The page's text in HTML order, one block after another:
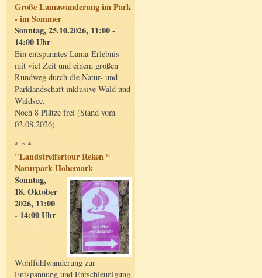
Große Lamawanderung im Park
- im Sommer
Sonntag, 25.10.2026, 11:00 -
14:00 Uhr
Ein entspanntes Lama-Erlebnis
mit viel Zeit und einem großen
Rundweg durch die Natur- und
Parklandschaft inklusive Wald und
Waldsee.
Noch 8 Plätze frei (Stand vom
03.08.2026)
* * *
"Landstreifertour Reken *
Naturpark Hohemark
Sonntag,
18. Oktober
2026, 11:00
- 14:00 Uhr
Wohlfühlwanderung zur
Entspannung und Entschleunigung